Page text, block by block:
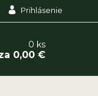
Prihlásenie
0 ks
0,00 €